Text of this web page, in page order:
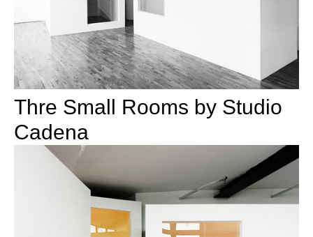
Thre Small Rooms by Studio
Cadena